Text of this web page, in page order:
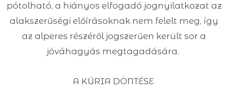
pótolható, a hiányos elfogadó jognyilatkozat az
alakszerűségi előírásoknak nem felelt meg, így
az alperes részéről jogszerűen került sor a
jóváhagyás megtagadására.
A KÚRIA DÖNTÉSE